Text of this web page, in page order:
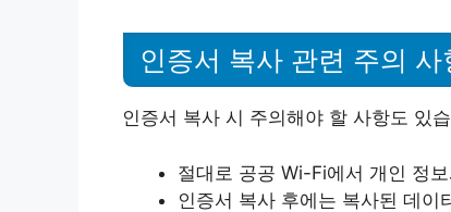
인증서 복사 관련 주의 사
인증서 복사 시 주의해야 할 사항도 있
절대로 공공 Wi-Fi에서 개인 정
인증서 복사 후에는 복사된 데이